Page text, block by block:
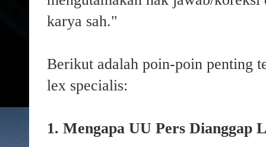
karya sah."
Berikut adalah poin-poin penting
lex specialis:
1. Mengapa UU Pers Dianggap